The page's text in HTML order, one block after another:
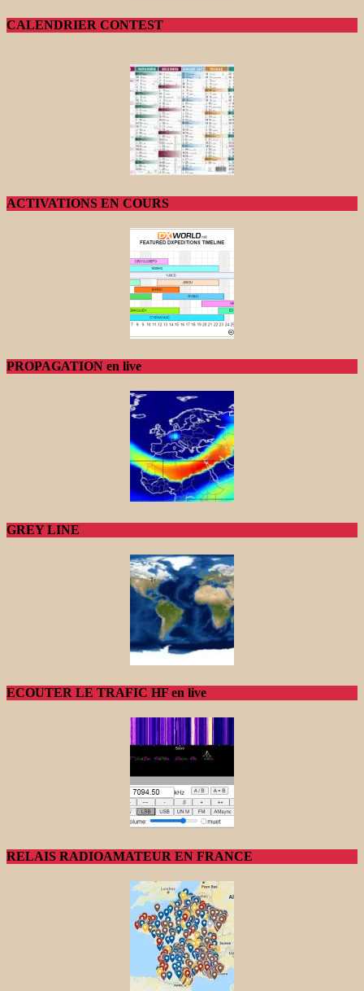
CALENDRIER CONTEST
ACTIVATIONS EN COURS
PROPAGATION en live
GREY LINE
ECOUTER LE TRAFIC HF en live
RELAIS RADIOAMATEUR EN FRANCE